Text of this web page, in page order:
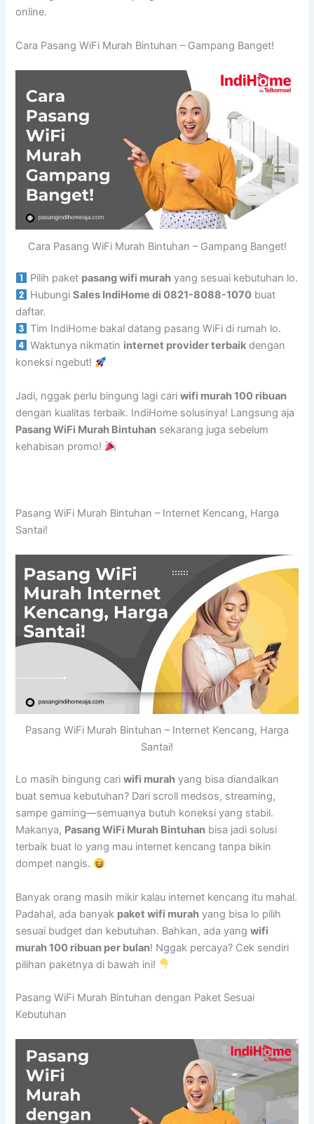
online.
Cara Pasang WiFi Murah Bintuhan – Gampang Banget!
Cara Pasang WiFi Murah Bintuhan – Gampang Banget!
Pilih paket pasang wifi murah yang sesuai kebutuhan lo.
HubungiSales IndiHome di 0821-8088-1070 buat
daftar.
Tim IndiHome bakal datang pasang WiFi di rumah lo.
Waktunya nikmatin internet provider terbaik dengan
koneksi ngebut!
Jadi, nggak perlu bingung lagi cariwifi murah 100 ribuan
dengan kualitas terbaik. IndiHome solusinya! Langsung aja
Pasang WiFi Murah Bintuhan sekarang juga sebelum
kehabisan promo!
Pasang WiFi Murah Bintuhan – Internet Kencang, Harga
Santai!
Pasang WiFi Murah Bintuhan – Internet Kencang, Harga
Santai!
Lo masih bingung cariwifi murah yang bisa diandalkan
buat semua kebutuhan? Dari scroll medsos, streaming,
sampe gaming—semuanya butuh koneksi yang stabil.
Makanya, Pasang WiFi Murah Bintuhan bisa jadi solusi
terbaik buat lo yang mau internet kencang tanpa bikin
dompet nangis.
Banyak orang masih mikir kalau internet kencang itu mahal.
Padahal, ada banyak paket wifi murah yang bisa lo pilih
sesuai budget dan kebutuhan. Bahkan, ada yangwifi
murah 100 ribuan per bulan! Nggak percaya? Cek sendiri
pilihan paketnya di bawah ini!
Pasang WiFi Murah Bintuhan dengan Paket Sesuai
Kebutuhan